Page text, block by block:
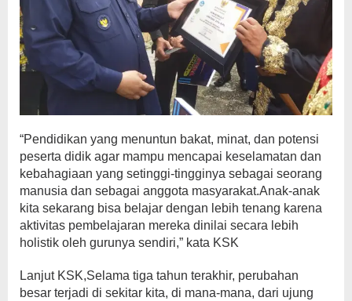
“Pendidikan yang menuntun bakat, minat, dan potensi
peserta didik agar mampu mencapai keselamatan dan
kebahagiaan yang setinggi-tingginya sebagai seorang
manusia dan sebagai anggota masyarakat.Anak-anak
kita sekarang bisa belajar dengan lebih tenang karena
aktivitas pembelajaran mereka dinilai secara lebih
holistik oleh gurunya sendiri,” kata KSK
Lanjut KSK,Selama tiga tahun terakhir, perubahan
besar terjadi di sekitar kita, di mana-mana, dari ujung